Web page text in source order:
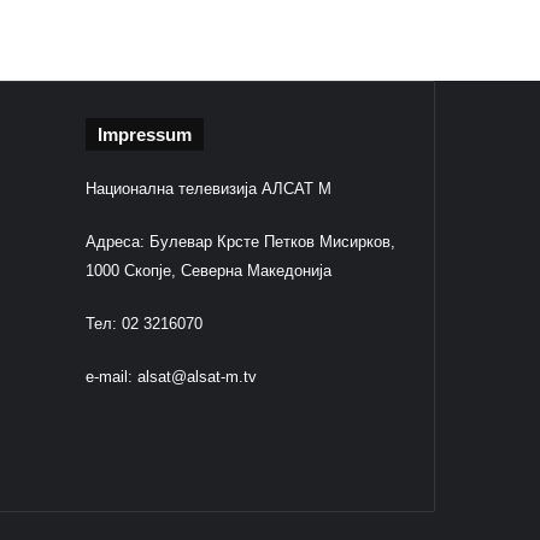
Impressum
Национална телевизија АЛСАТ М
Адреса: Булевар Крсте Петков Мисирков,
1000 Скопје, Северна Македонија
Тел: 02 3216070
e-mail: alsat@alsat-m.tv